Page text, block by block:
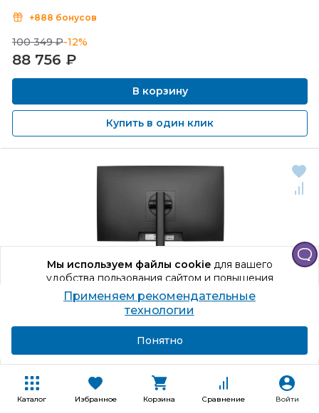
Каталог Избранное Корзина Сравнение Войти
Мы используем файлы cookieдля вашего
удобства пользования сайтом и повышения
качества рекомендаций.
Продолжая использование сайта, вы даете
согласие на обработку персональных данных
+888 бонусов
100 349 ₽-12%
88 756 ₽
В корзину
Купить в один клик
Код товара: 1285639
Моноблок 27" Nerpa SAIMAA I272-
144H (Intel Core i5
14400, 8ГБ DDR4, SSD 512 ГБ, Intel UHD Graphics 770,
Windows 11 Профессиональная) Черный [I272-
Применяем рекомендательные
технологии
Понятно